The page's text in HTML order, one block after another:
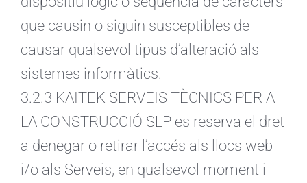
que causin o siguin susceptibles de
causar qualsevol tipus d’alteració als
sistemes informàtics.
3.2.3 KAITEK SERVEIS TÈCNICS PER A
LA CONSTRUCCIÓ SLP es reserva el dret
a denegar o retirar l’accés als llocs web
i/o als Serveis, en qualsevol moment i